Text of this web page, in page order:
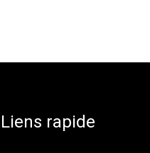
Liens rapide